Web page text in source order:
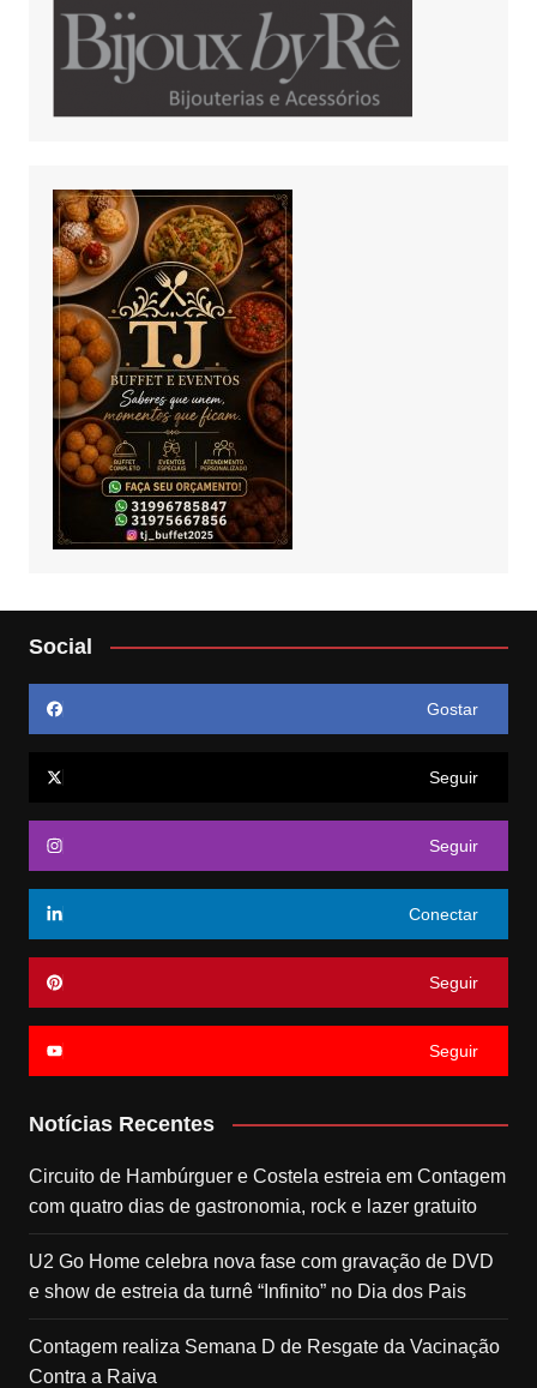
Social
Gostar
Seguir
Seguir
Conectar
Seguir
Seguir
Notícias Recentes
Circuito de Hambúrguer e Costela estreia em Contagem
com quatro dias de gastronomia, rock e lazer gratuito
U2 Go Home celebra nova fase com gravação de DVD
e show de estreia da turnê “Infinito” no Dia dos Pais
Contagem realiza Semana D de Resgate da Vacinação
Contra a Raiva